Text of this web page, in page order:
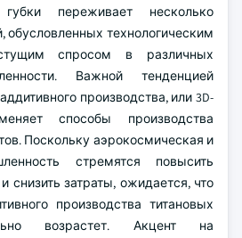
переживает несколько
обусловленных технологическим
спросом в различных
Важной тенденцией
производства, или 3D-
способы производства
Поскольку аэрокосмическая и
стремятся повысить
снизить затраты, ожидается, что
производства титановых
возрастет. Акцент на